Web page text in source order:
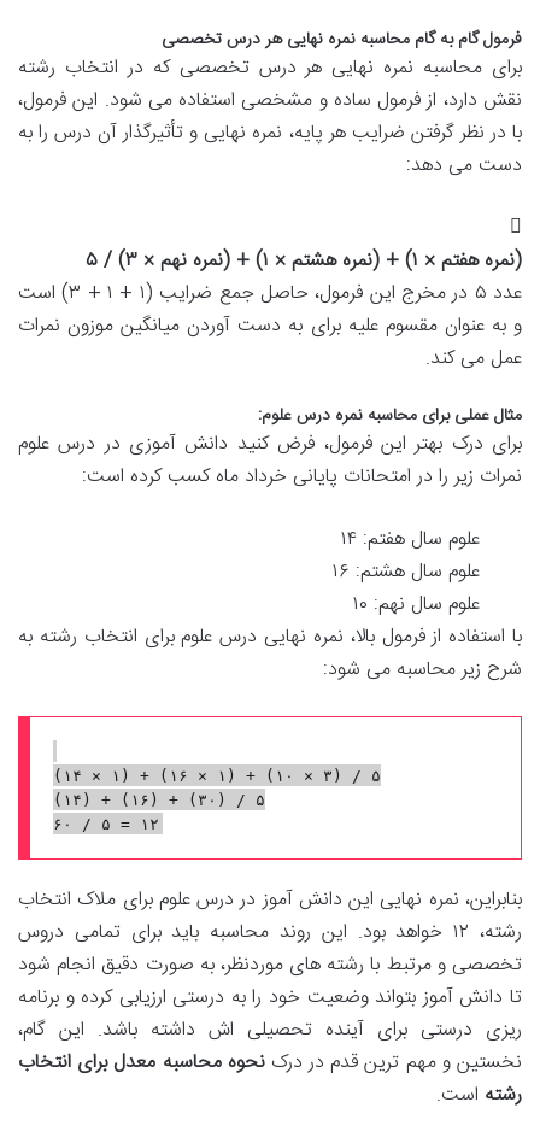
فرمول گام به گام محاسبه نمره نهایی هر درس تخصصی
برای محاسبه نمره نهایی هر درس تخصصی که در انتخاب رشته
نقش دارد، از فرمول ساده و مشخصی استفاده می شود. این فرمول،
با در نظر گرفتن ضرایب هر پایه، نمره نهایی و تأثیرگذار آن درس را به
دست می دهد:
(نمره هفتم × ۱) + (نمره هشتم × ۱) + (نمره نهم × ۳) / ۵
عدد ۵ در مخرج این فرمول، حاصل جمع ضرایب (۱ + ۱ + ۳) است
و به عنوان مقسوم علیه برای به دست آوردن میانگین موزون نمرات
عمل می کند.
مثال عملی برای محاسبه نمره درس علوم:
برای درک بهتر این فرمول، فرض کنید دانش آموزی در درس علوم
نمرات زیر را در امتحانات پایانی خرداد ماه کسب کرده است:
علوم سال هفتم: ۱۴
علوم سال هشتم: ۱۶
علوم سال نهم: ۱۰
با استفاده از فرمول بالا، نمره نهایی درس علوم برای انتخاب رشته به
شرح زیر محاسبه می شود:
(۱۴ × ۱) + (۱۶ × ۱) + (۱۰ × ۳) / ۵
(۱۴) + (۱۶) + (۳۰) / ۵
بنابراین، نمره نهایی این دانش آموز در درس علوم برای ملاک انتخاب
رشته، ۱۲ خواهد بود. این روند محاسبه باید برای تمامی دروس
تخصصی و مرتبط با رشته های موردنظر، به صورت دقیق انجام شود
تا دانش آموز بتواند وضعیت خود را به درستی ارزیابی کرده و برنامه
ریزی درستی برای آینده تحصیلی اش داشته باشد. این گام،
نخستین و مهم ترین قدم در درکنحوه محاسبه معدل برای انتخاب
رشته است.